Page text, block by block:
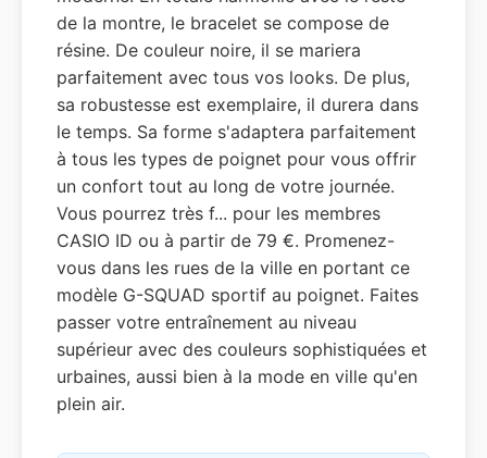
de la montre, le bracelet se compose de
résine. De couleur noire, il se mariera
parfaitement avec tous vos looks. De plus,
sa robustesse est exemplaire, il durera dans
le temps. Sa forme s'adaptera parfaitement
à tous les types de poignet pour vous offrir
un confort tout au long de votre journée.
Vous pourrez très f... pour les membres
CASIO ID ou à partir de 79 €. Promenez-
vous dans les rues de la ville en portant ce
modèle G-SQUAD sportif au poignet. Faites
passer votre entraînement au niveau
supérieur avec des couleurs sophistiquées et
urbaines, aussi bien à la mode en ville qu'en
plein air.